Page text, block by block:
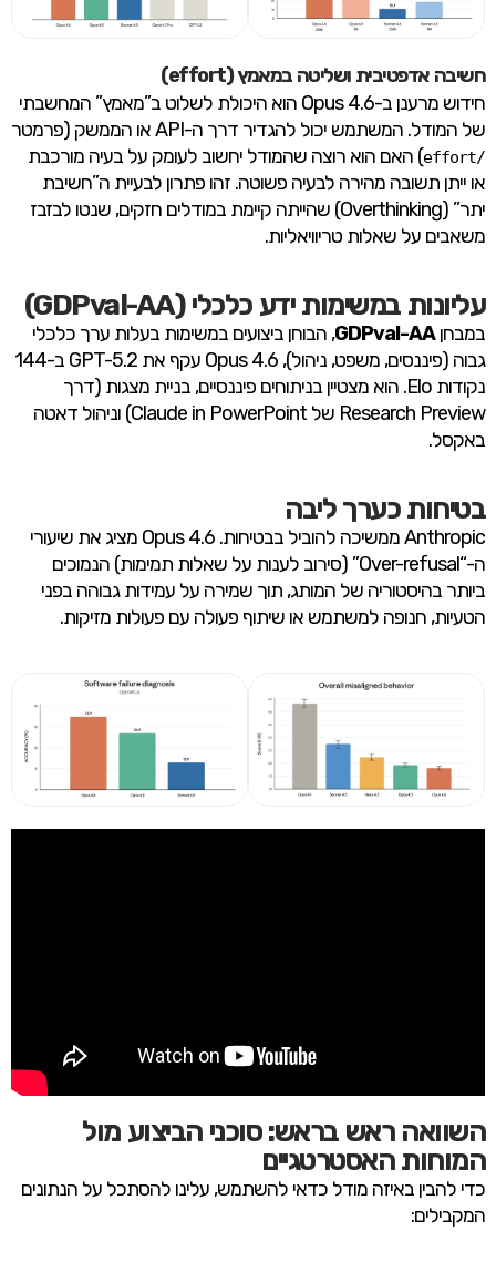
חשיבה אדפטיבית ושליטה במאמץ (effort)
חידוש מרענן ב-Opus 4.6 הוא היכולת לשלוט ב”מאמץ” המחשבתי
של המודל. המשתמש יכול להגדיר דרך ה-API או הממשק (פרמטר
/effort
) האם הוא רוצה שהמודל יחשוב לעומק על בעיה מורכבת
או ייתן תשובה מהירה לבעיה פשוטה. זהו פתרון לבעיית ה”חשיבת
יתר” (Overthinking) שהייתה קיימת במודלים חזקים, שנטו לבזבז
משאבים על שאלות טריוויאליות.
עליונות במשימות ידע כלכלי (GDPval-AA)
במבחןGDPval-AA, הבוחן ביצועים במשימות בעלות ערך כלכלי
גבוה (פיננסים, משפט, ניהול), Opus 4.6 עקף את GPT-5.2 ב-144
נקודות Elo. הוא מצטיין בניתוחים פיננסיים, בניית מצגות (דרך
Research Preview של Claude in PowerPoint) וניהול דאטה
באקסל.
בטיחות כערך ליבה
Anthropic ממשיכה להוביל בבטיחות. Opus 4.6 מציג את שיעורי
ה-“Over-refusal” (סירוב לענות על שאלות תמימות) הנמוכים
ביותר בהיסטוריה של המותג, תוך שמירה על עמידות גבוהה בפני
הטעיות, חנופה למשתמש או שיתוף פעולה עם פעולות מזיקות.
השוואה ראש בראש: סוכני הביצוע מול
המוחות האסטרטגיים
כדי להבין באיזה מודל כדאי להשתמש, עלינו להסתכל על הנתונים
המקבילים: